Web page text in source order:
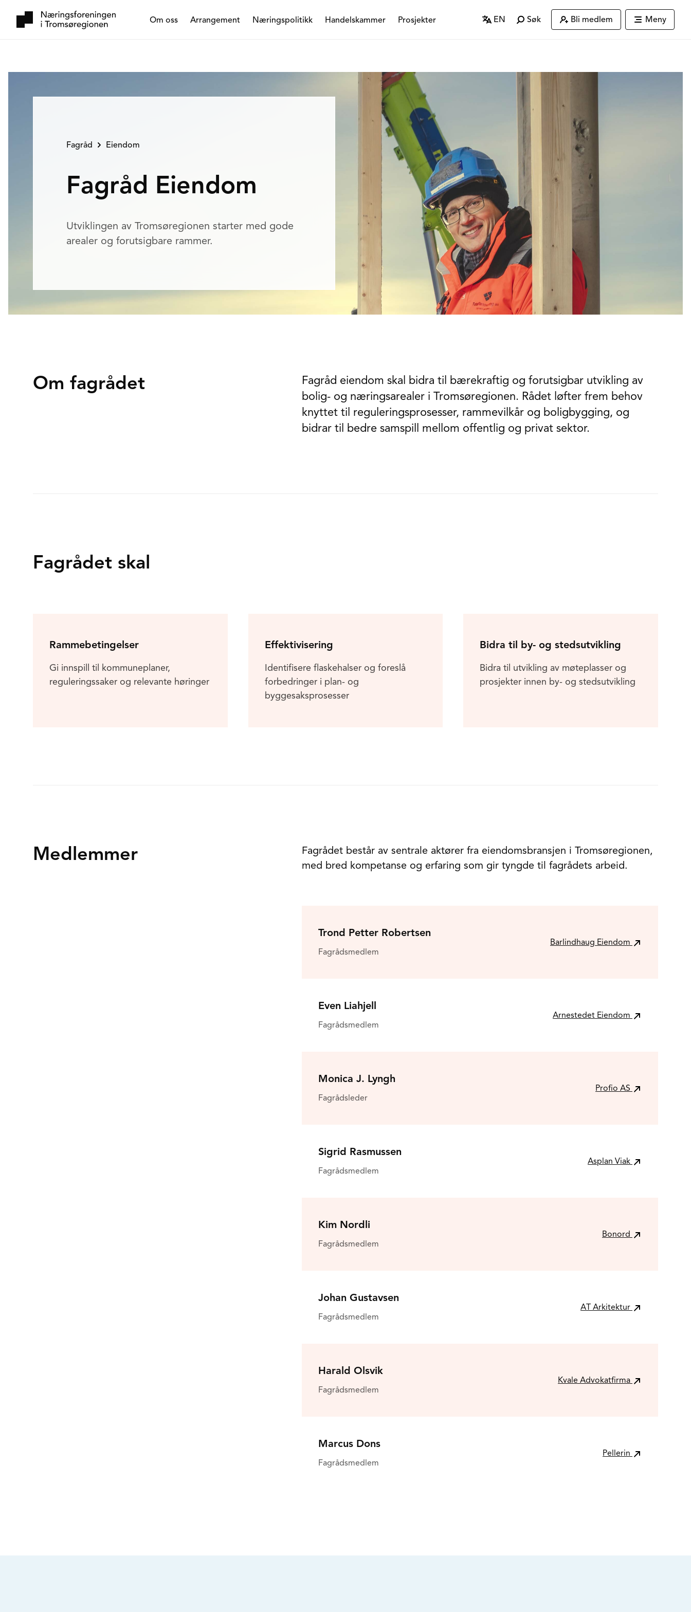
Om oss Arrangement Næringspolitikk Handelskammer Prosjekter EN Søk Bli medlem Meny
Fagråd Eiendom
Fagråd Eiendom
Utviklingen av Tromsøregionen starter med gode
arealer og forutsigbare rammer.
Om fagrådet
Fagråd eiendom skal bidra til bærekraftig og forutsigbar utvikling av
bolig- og næringsarealer i Tromsøregionen. Rådet løfter frem behov
knyttet til reguleringsprosesser, rammevilkår og boligbygging, og
bidrar til bedre samspill mellom offentlig og privat sektor.
Fagrådet skal
Rammebetingelser
Gi innspill til kommuneplaner,
reguleringssaker og relevante høringer
Effektivisering
Identifisere flaskehalser og foreslå
forbedringer i plan- og
byggesaksprosesser
Bidra til by- og stedsutvikling
Bidra til utvikling av møteplasser og
prosjekter innen by- og stedsutvikling
Medlemmer
Fagrådet består av sentrale aktører fra eiendomsbransjen i Tromsøregionen,
med bred kompetanse og erfaring som gir tyngde til fagrådets arbeid.
Trond Petter Robertsen
Fagrådsmedlem
Barlindhaug Eiendom
Even Liahjell
Fagrådsmedlem
Arnestedet Eiendom
Monica J. Lyngh
Fagrådsleder
Profio AS
Sigrid Rasmussen
Fagrådsmedlem
Asplan Viak
Kim Nordli
Fagrådsmedlem
Bonord
Johan Gustavsen
Fagrådsmedlem
AT Arkitektur
Harald Olsvik
Fagrådsmedlem
Kvale Advokatfirma
Marcus Dons
Fagrådsmedlem
Pellerin